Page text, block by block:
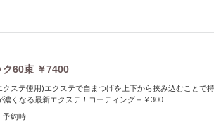
60束 ￥7400
クステ使用)エクステで自まつげを上下から挟み込むことで
くなる最新エクステ！コーティング＋￥300
予約時